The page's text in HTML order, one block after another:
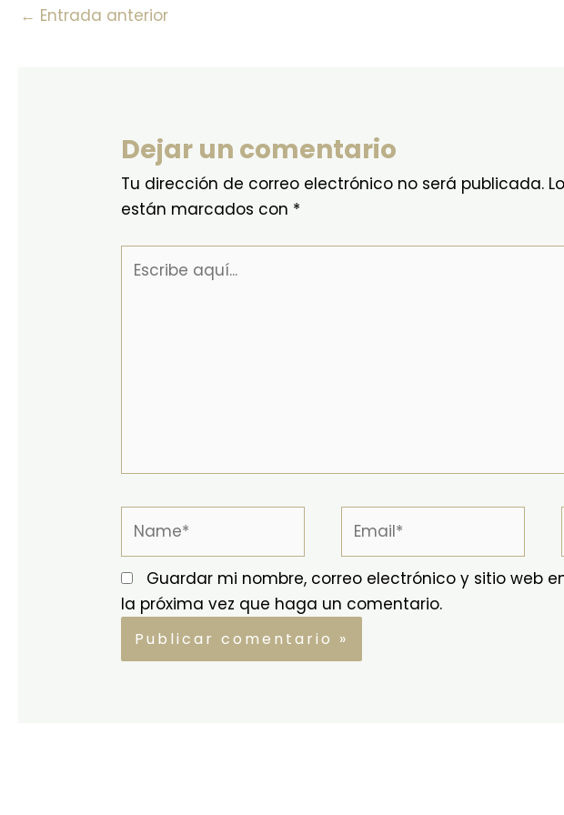
← Entrada anterior
Dejar un comentario
Tu dirección de correo electrónico no será publicada.
están marcados con *
aquí...
Guardar mi nombre, correo electrónico y sitio web
la próxima vez que haga un comentario.